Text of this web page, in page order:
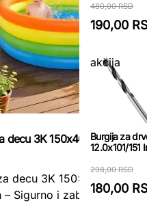
decu 3K 150x40 cm Neon
decu 3K 150x40 cm Neon
– Sigurno i zabavno
480,00 RSD
190,00
akcija
Burgija za
12.0x101/151
298,00 RSD
180,00